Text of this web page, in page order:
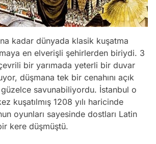
kadar dünyada klasik kuşatma
en elverişli şehirlerden biriydi. 3
bir yarımada yeterli bir duvar
düşmana tek bir cenahını açık
savunabiliyordu. İstanbul o
kuşatılmış 1208 yılı haricinde
oyunları sayesinde dostları Latin
kere düşmüştü.